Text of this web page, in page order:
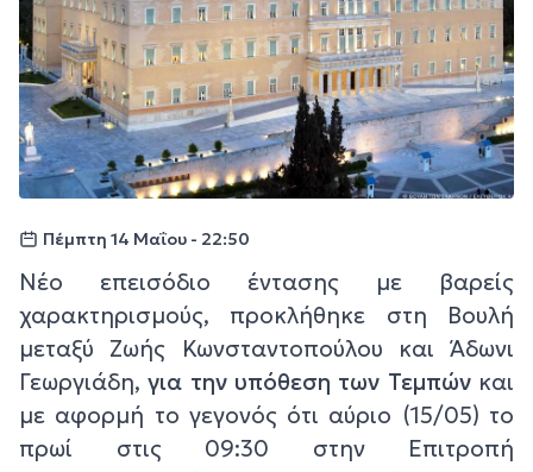
Πέμπτη 14 Μαΐου - 22:50
Νέο επεισόδιο έντασης με βαρείς
χαρακτηρισμούς, προκλήθηκε στη Βουλή
μεταξύ Ζωής Κωνσταντοπούλου και Άδωνι
Γεωργιάδη,για την υπόθεση των Τεμπώνκαι
με αφορμή το γεγονός ότι αύριο (15/05) το
πρωί στις 09:30 στην Επιτροπή